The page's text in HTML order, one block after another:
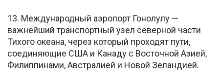
13. Международный аэропорт Гонолулу —
важнейший транспортный узел северной части
Тихого океана, через который проходят пути,
соединяющие США и Канаду с Восточной Азией,
Филиппинами, Австралией и Новой Зеландией.